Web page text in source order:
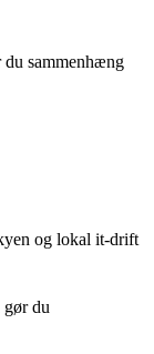
sammenhæng
og lokal it-drift
gør du